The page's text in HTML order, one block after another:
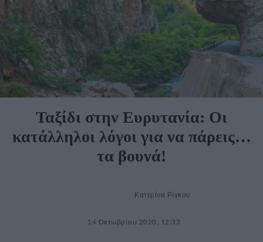
Νομός Ευρυτανίας
Ταξίδι στην Ευρυτανία: Οι
κατάλληλοι λόγοι για να πάρεις…
τα βουνά!
Κατερίνα Ρίγκου
14 Οκτωβρίου 2020, 12:33